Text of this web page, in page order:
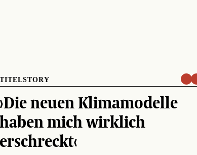
TITELSTORY
›Die neuen Klimamodelle
haben mich wirklich
erschreckt‹